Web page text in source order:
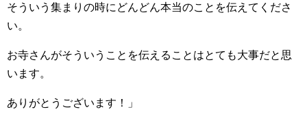
そういう集まりの時にどんどん本当のことを伝えてくださ
い。
お寺さんがそういうことを伝えることはとても大事だと思
います。
ありがとうございます！」